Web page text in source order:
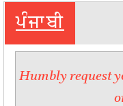
ਪੰਜਾਬੀ
Humbly request